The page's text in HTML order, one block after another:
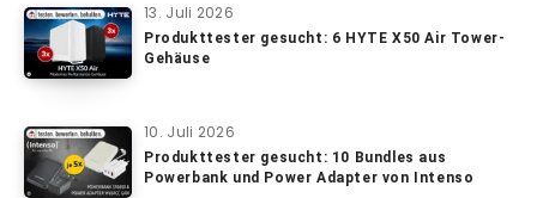
13. Juli 2026
Produkttester gesucht: 6 HYTE X50 Air Tower-
Gehäuse
10. Juli 2026
Produkttester gesucht: 10 Bundles aus
Powerbank und Power Adapter von Intenso